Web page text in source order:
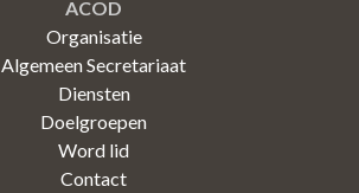
ACOD
Organisatie
Algemeen Secretariaat
Diensten
Doelgroepen
Word lid
Contact